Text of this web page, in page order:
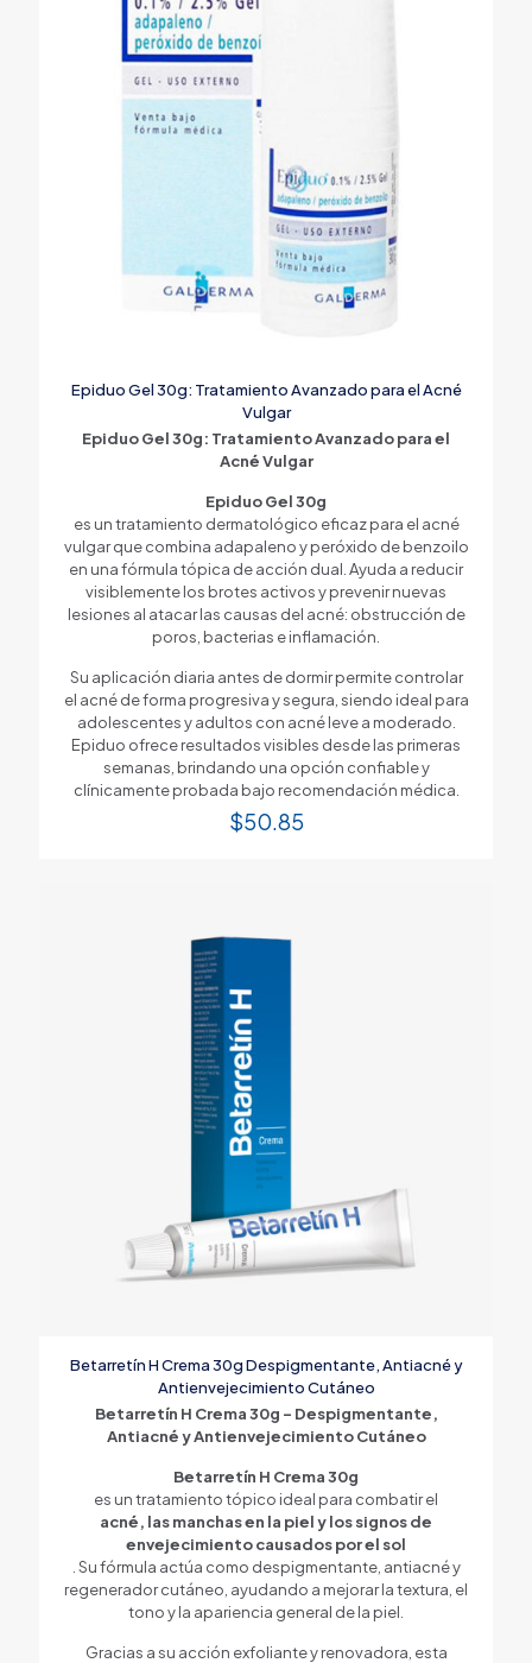
Epiduo Gel 30g: Tratamiento Avanzado para el Acné
Vulgar
Epiduo Gel 30g: Tratamiento Avanzado para el
Acné Vulgar
Epiduo Gel 30g
es un tratamiento dermatológico eficaz para el acné
vulgar que combina adapaleno y peróxido de benzoilo
en una fórmula tópica de acción dual. Ayuda a reducir
visiblemente los brotes activos y prevenir nuevas
lesiones al atacar las causas del acné: obstrucción de
poros, bacterias e inflamación.
Su aplicación diaria antes de dormir permite controlar
el acné de forma progresiva y segura, siendo ideal para
adolescentes y adultos con acné leve a moderado.
Epiduo ofrece resultados visibles desde las primeras
semanas, brindando una opción confiable y
clínicamente probada bajo recomendación médica.
$50.85
Betarretín H Crema 30g Despigmentante, Antiacné y
Antienvejecimiento Cutáneo
Betarretín H Crema 30g – Despigmentante,
Antiacné y Antienvejecimiento Cutáneo
Betarretín H Crema 30g
es un tratamiento tópico ideal para combatir el
acné, las manchas en la piel y los signos de
envejecimiento causados por el sol
. Su fórmula actúa como despigmentante, antiacné y
regenerador cutáneo, ayudando a mejorar la textura, el
tono y la apariencia general de la piel.
Gracias a su acción exfoliante y renovadora, esta